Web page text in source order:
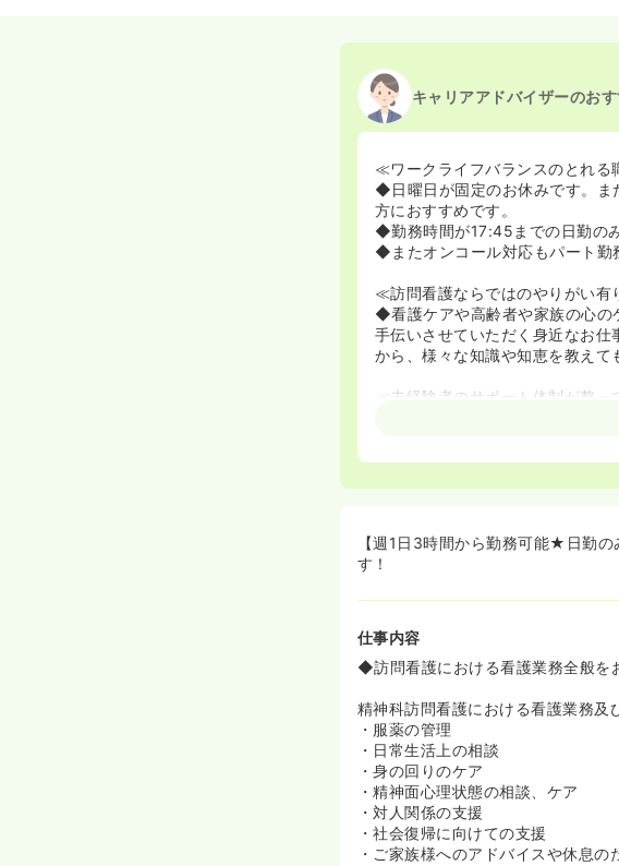
キャリアアドバイザーのお
≪ワークライフバランスのとれる
◆日曜日が固定のお休みです。ま
方におすすめです。
◆勤務時間が17:45までの日勤の
◆またオンコール対応もパート勤
≪訪問看護ならではのやりがい
◆看護ケアや高齢者や家族の心の
手伝いさせていただく身近なお
から、様々な知識や知恵を教えて
≪未経験者のサポート体制が整っ
◆こちらで現在お仕事をされてい
が付きますので、安心してお仕
【週1日3時間から勤務可能★日勤
す！
仕事内容
◆訪問看護における看護業務全般を
精神科訪問看護における看護業務及
・服薬の管理
・日常生活上の相談
・身の回りのケア
・精神面心理状態の相談、ケア
・対人関係の支援
・社会復帰に向けての支援
・ご家族様へのアドバイスや休息の